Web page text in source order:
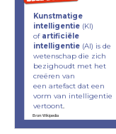
Kunstmatige
intelligentie(KI)
of artificiële
intelligentie(AI) is de
wetenschap die zich
bezighoudt met het
creëren van
een artefact dat een
vorm van intelligentie
vertoont.
Bron: Wikipedia